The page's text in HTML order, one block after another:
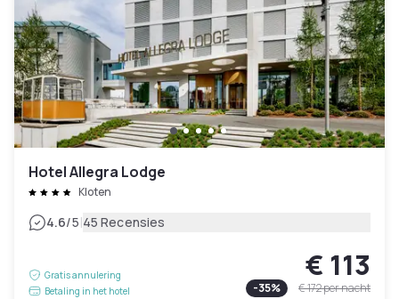
Hotel Allegra Lodge
Kloten
4.6/5|45 Recensies
Gratis annulering
Betaling in het hotel
€ 113
-35% € 172per nacht